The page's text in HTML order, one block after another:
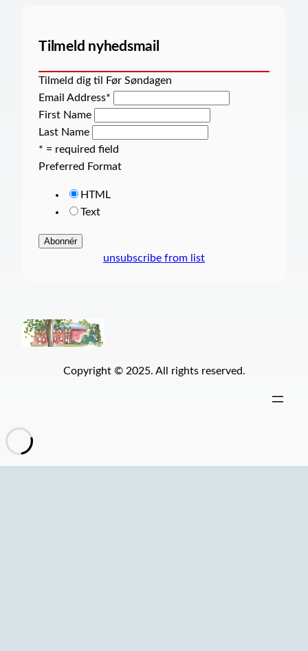
Tilmeld nyhedsmail
Tilmeld dig til Før Søndagen
Email Address*
First Name
Last Name
* = required field
Preferred Format
HTML
Text
unsubscribe from list
Copyright © 2025. All rights reserved.